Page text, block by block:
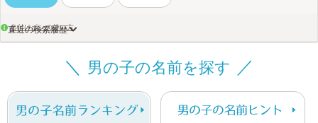
画数検索のヒント
名付けポンの使い方
直近の検索履歴
男の子の名前を探す